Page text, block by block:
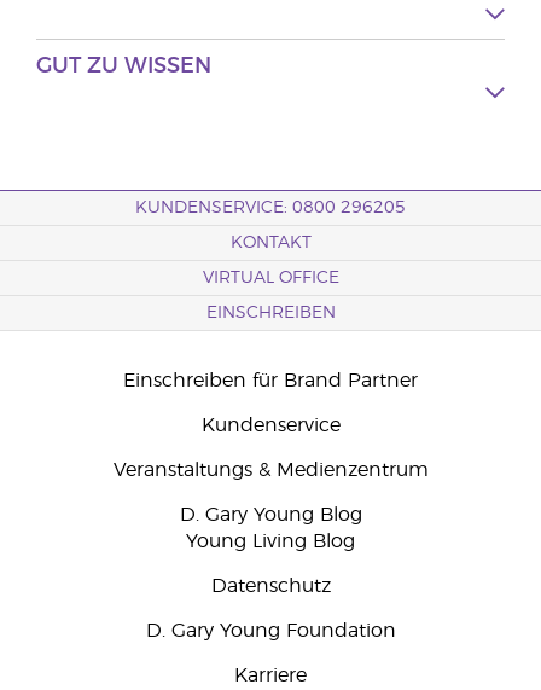
GUT ZU WISSEN
KUNDENSERVICE: 0800 296205
KONTAKT
VIRTUAL OFFICE
EINSCHREIBEN
Einschreiben für Brand Partner
Kundenservice
Veranstaltungs & Medienzentrum
D. Gary Young Blog
Young Living Blog
Datenschutz
D. Gary Young Foundation
Karriere